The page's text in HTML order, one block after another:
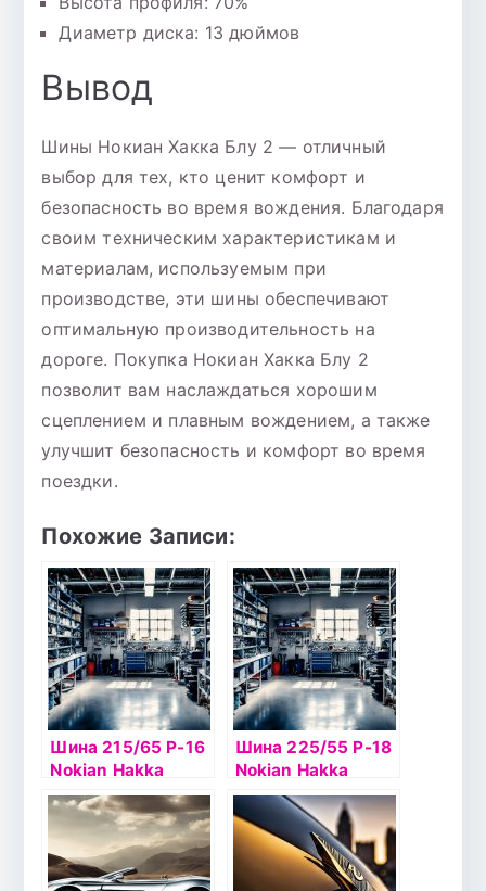
Диаметр диска: 13 дюймов
Вывод
Шины Нокиан Хакка Блу 2 — отличный
выбор для тех, кто ценит комфорт и
безопасность во время вождения. Благодаря
своим техническим характеристикам и
материалам, используемым при
производстве, эти шины обеспечивают
оптимальную производительность на
дороге. Покупка Нокиан Хакка Блу 2
позволит вам наслаждаться хорошим
сцеплением и плавным вождением, а также
улучшит безопасность и комфорт во время
поездки.
Похожие Записи:
Шина 215/65 Р-16
Nokian Hakka
Blue2 SUV 102V б/
к
Шина 225/55 Р-18
Nokian Hakka
Blue2 SUV 98V б/к